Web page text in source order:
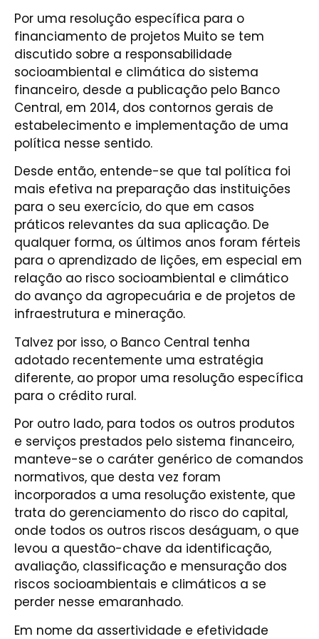
Por uma resolução específica para o
financiamento de projetos Muito se tem
discutido sobre a responsabilidade
socioambiental e climática do sistema
financeiro, desde a publicação pelo Banco
Central, em 2014, dos contornos gerais de
estabelecimento e implementação de uma
política nesse sentido.
Desde então, entende-se que tal política foi
mais efetiva na preparação das instituições
para o seu exercício, do que em casos
práticos relevantes da sua aplicação. De
qualquer forma, os últimos anos foram férteis
para o aprendizado de lições, em especial em
relação ao risco socioambiental e climático
do avanço da agropecuária e de projetos de
infraestrutura e mineração.
Talvez por isso, o Banco Central tenha
adotado recentemente uma estratégia
diferente, ao propor uma resolução específica
para o crédito rural.
Por outro lado, para todos os outros produtos
e serviços prestados pelo sistema financeiro,
manteve-se o caráter genérico de comandos
normativos, que desta vez foram
incorporados a uma resolução existente, que
trata do gerenciamento do risco do capital,
onde todos os outros riscos deságuam, o que
levou a questão-chave da identificação,
avaliação, classificação e mensuração dos
riscos socioambientais e climáticos a se
perder nesse emaranhado.
Em nome da assertividade e efetividade